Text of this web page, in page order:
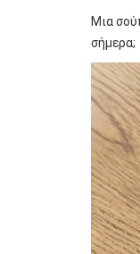
Μια
σήμερα;